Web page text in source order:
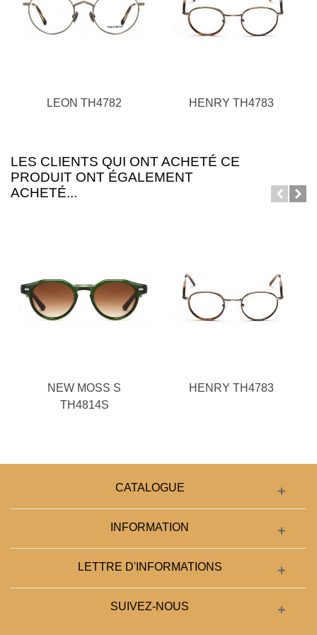
LEON TH4782 HENRY TH4783
LES CLIENTS QUI ONT ACHETÉ CE
PRODUIT ONT ÉGALEMENT
ACHETÉ...
NEW MOSS S
TH4814S
HENRY TH4783
CATALOGUE
INFORMATION
LETTRE D'INFORMATIONS
SUIVEZ-NOUS